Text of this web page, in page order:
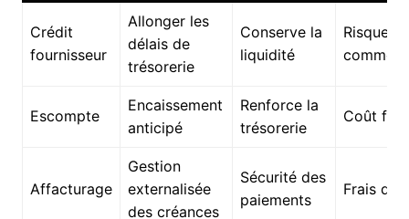
Crédit
fournisseur
Allonger les
délais de
trésorerie
Conserve la
liquidité
Risque
Escompte
Encaissement
anticipé
Renforce la
trésorerie
Coût
Affacturage
Gestion
externalisée
des créances
Sécurité des
paiements
Frais de